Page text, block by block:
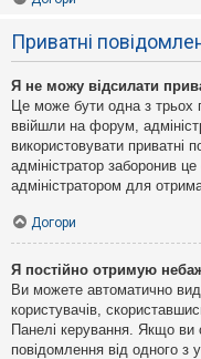
Приватні
Я не можу відсилати
Це може бути одна з трьох
ввійшли на форум,
використовувати приватні
адміністратор заборонив
адміністратором для
Догори
Я постійно отримую
Ви можете автоматично
користувачів,
Панелі керування. Якщо ви
повідомлення від одного з